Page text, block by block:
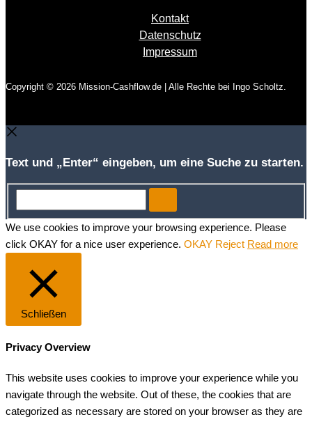
Kontakt
Datenschutz
Impressum
Copyright © 2026 Mission-Cashflow.de | Alle Rechte bei Ingo Scholtz.
Text und „Enter“ eingeben, um eine Suche zu starten.
We use cookies to improve your browsing experience. Please
click OKAY for a nice user experience. OKAY Reject Read more
Schließen
Privacy Overview
This website uses cookies to improve your experience while you
navigate through the website. Out of these, the cookies that are
categorized as necessary are stored on your browser as they are